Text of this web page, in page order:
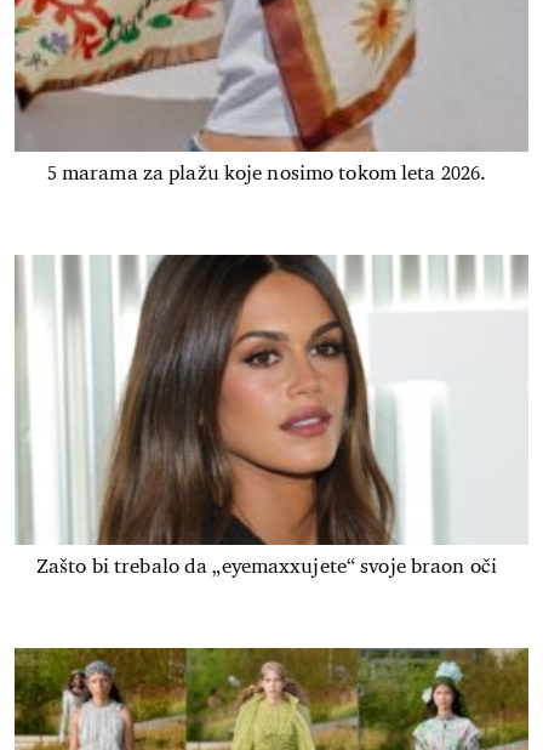
5 marama za plažu koje nosimo tokom leta 2026.
Zašto bi trebalo da „eyemaxxujete“ svoje braon oči